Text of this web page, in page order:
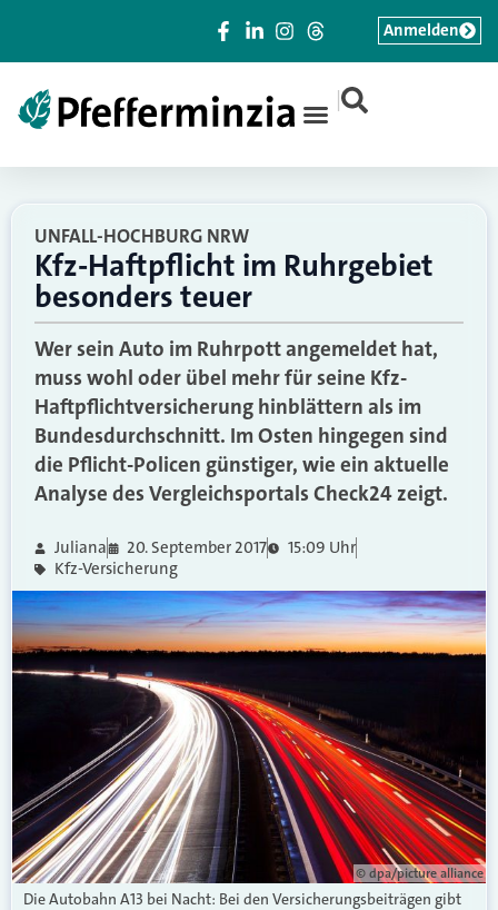
|
Anmelden
UNFALL-HOCHBURG NRW
Kfz-Haftpflicht im Ruhrgebiet
besonders teuer
Wer sein Auto im Ruhrpott angemeldet hat,
muss wohl oder übel mehr für seine Kfz-
Haftpflichtversicherung hinblättern als im
Bundesdurchschnitt. Im Osten hingegen sind
die Pflicht-Policen günstiger, wie ein aktuelle
Analyse des Vergleichsportals Check24 zeigt.
Juliana 20. September 2017
15:09 Uhr
Kfz-Versicherung
© dpa/picture alliance
Die Autobahn A13 bei Nacht: Bei den Versicherungsbeiträgen gibt